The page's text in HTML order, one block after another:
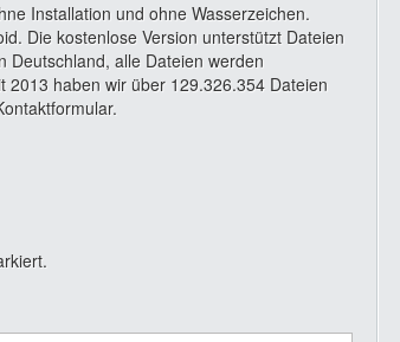
Installation und ohne Wasserzeichen.
Die kostenlose Version unterstützt Dateien
Deutschland, alle Dateien werden
haben wir über 129.326.354 Dateien